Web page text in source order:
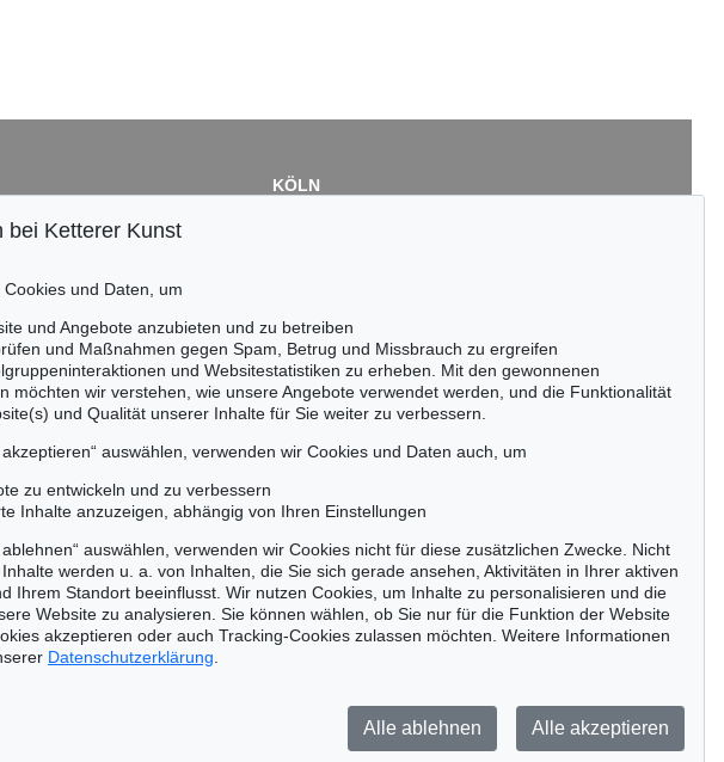
70
88 67 53-63
KÖLN
mehr verpassen!
Sie rechtzeitig.
Jetzt zum Newsletter anmelden >
Datenschutz
Impressum
Barrierefreiheit
bei Ketterer Kunst
und Daten, um
und Angebote anzubieten und zu betreiben
und Maßnahmen gegen Spam, Betrug und Missbrauch zu ergreifen
und Websitestatistiken zu erheben. Mit den gewonnenen
möchten wir verstehen, wie unsere Angebote verwendet werden, und die Funktionalität
und Qualität unserer Inhalte für Sie weiter zu verbessern.
akzeptieren“ auswählen, verwenden wir Cookies und Daten auch, um
zu entwickeln und zu verbessern
Inhalte anzuzeigen, abhängig von Ihren Einstellungen
ablehnen“ auswählen, verwenden wir Cookies nicht für diese zusätzlichen Zwecke. Nicht
werden u. a. von Inhalten, die Sie sich gerade ansehen, Aktivitäten in Ihrer aktiven
Ihrem Standort beeinflusst. Wir nutzen Cookies, um Inhalte zu personalisieren und die
Website zu analysieren. Sie können wählen, ob Sie nur für die Funktion der Website
akzeptieren oder auch Tracking-Cookies zulassen möchten. Weitere Informationen
Datenschutzerklärung
Alle ablehnen Alle akzeptieren